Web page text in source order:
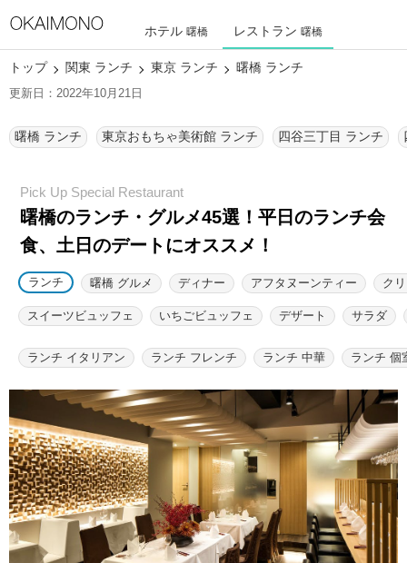
ホテル 曙橋 レストラン 曙橋
トップ 関東 ランチ 東京 ランチ 曙橋 ランチ
更新日：2022年10月21日
曙橋 ランチ 東京おもちゃ美術館 ランチ 四谷三丁目 ランチ
曙橋のランチ・グルメ45選！平日のランチ会
食、土日のデートにオススメ！
ランチ 曙橋 グルメ ディナー アフタヌーンティー ク
スイーツビュッフェ いちごビュッフェ デザート サラダ
ランチ イタリアン ランチ フレンチ ランチ 中華 ランチ 個